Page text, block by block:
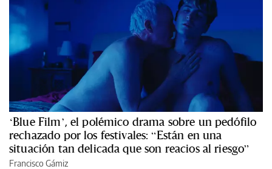
‘Blue Film’, el polémico drama sobre un pedófilo
rechazado por los festivales: “Están en una
situación tan delicada que son reacios al riesgo”
Francisco Gámiz